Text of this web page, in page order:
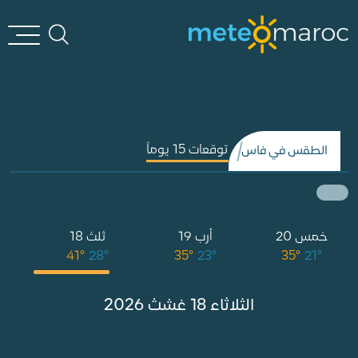
الطقس في فاس توقعات 15 يوماً
ثلث 18
41° 28°
أرب 19
35° 23°
خمس 20
35° 21°
الثلاثاء 18 غشث 2026